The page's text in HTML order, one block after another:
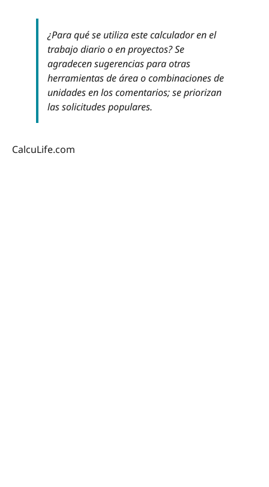
¿Para qué se utiliza este calculador en el
trabajo diario o en proyectos? Se
agradecen sugerencias para otras
herramientas de área o combinaciones de
unidades en los comentarios; se priorizan
las solicitudes populares.
CalcuLife.com